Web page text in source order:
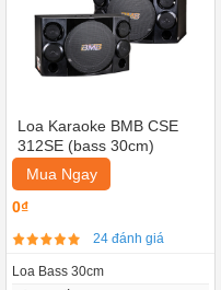
Loa Karaoke BMB CSE
312SE (bass 30cm)
Mua Ngay
0₫
24 đánh giá
Loa Bass 30cm